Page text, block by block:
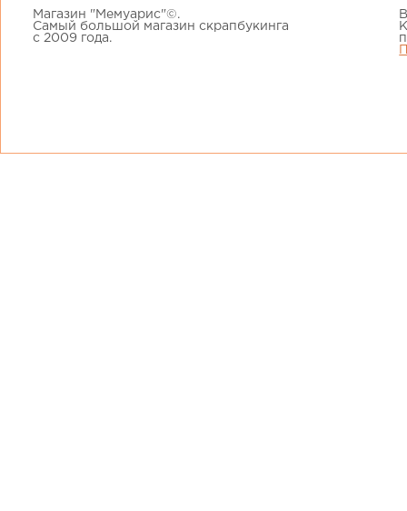
Магазин "Мемуарис"©.
Самый большой магазин скрапбукинга
с 2009 года.